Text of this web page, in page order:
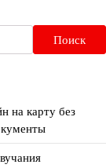
Поиск
на карту без